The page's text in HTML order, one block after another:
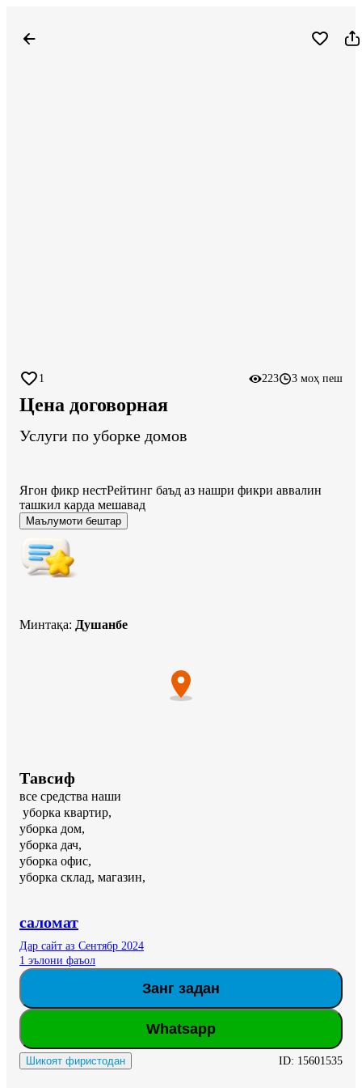
1 223 3 моҳ пеш
Цена договорная
Услуги по уборке домов
Ягон фикр нестРейтинг баъд аз нашри фикри аввалин
ташкил карда мешавад
Маълумоти бештар
Минтақа: Душанбе
Тавсиф
все средства наши
уборка дом,
уборка дач,
уборка офис,
уборка склад, магазин,
саломат
Дар сайт аз Сентябр 2024
1 эълони фаъол
Занг задан
Whatsapp
Шикоят фиристодан ID: 15601535